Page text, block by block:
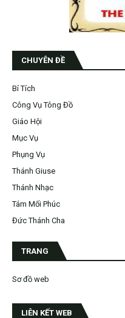
CHUYÊN ĐỀ
Bí Tích
Công Vụ Tông Đồ
Giáo Hội
Mục Vụ
Phụng Vụ
Thánh Giuse
Thánh Nhạc
Tám Mối Phúc
Đức Thánh Cha
TRANG
Sơ đồ web
LIÊN KẾT WEB